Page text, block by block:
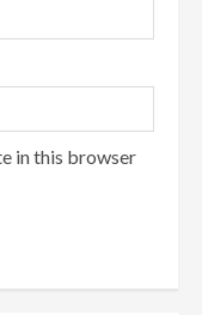
in this browser